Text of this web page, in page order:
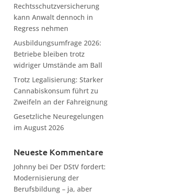
Rechtsschutzversicherung
kann Anwalt dennoch in
Regress nehmen
Ausbildungsumfrage 2026:
Betriebe bleiben trotz
widriger Umstände am Ball
Trotz Legalisierung: Starker
Cannabiskonsum führt zu
Zweifeln an der Fahreignung
Gesetzliche Neuregelungen
im August 2026
Neueste Kommentare
Johnny bei Der DStV fordert:
Modernisierung der
Berufsbildung – ja, aber